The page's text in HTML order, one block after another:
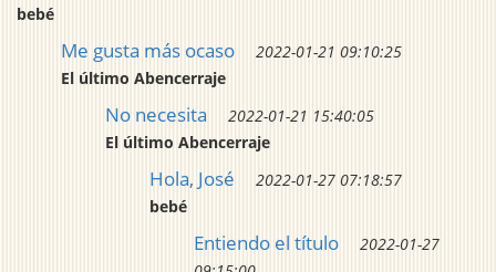
bebé
Me gusta más ocaso
2022-01-21 09:10:25
El último Abencerraje
No necesita
2022-01-21 15:40:05
El último Abencerraje
Hola, José
2022-01-27 07:18:57
bebé
Entiendo el título
2022-01-27